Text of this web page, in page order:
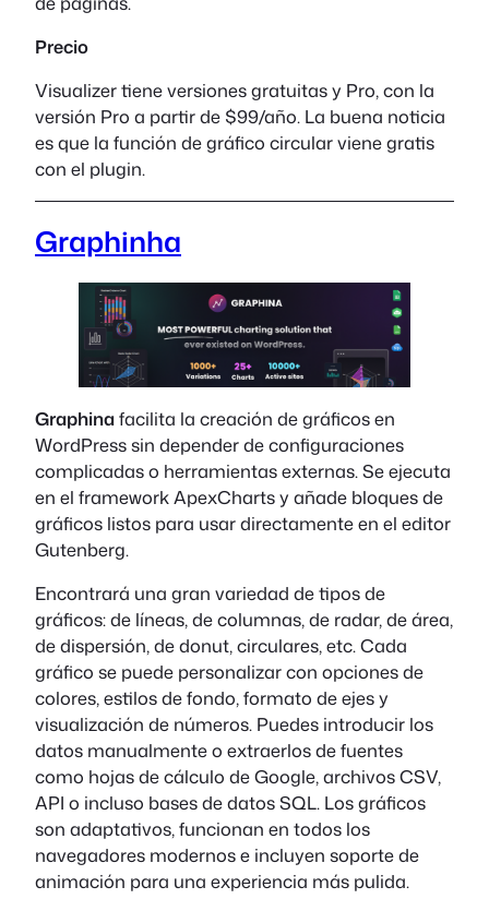
Precio
Visualizer tiene versiones gratuitas y Pro, con la
versión Pro a partir de $99/año. La buena noticia
es que la función de gráfico circular viene gratis
con el plugin.
Graphinha
Graphinafacilita la creación de gráficos en
WordPress sin depender de configuraciones
complicadas o herramientas externas. Se ejecuta
en el framework ApexCharts y añade bloques de
gráficos listos para usar directamente en el editor
Gutenberg.
Encontrará una gran variedad de tipos de
gráficos: de líneas, de columnas, de radar, de área,
de dispersión, de donut, circulares, etc. Cada
gráfico se puede personalizar con opciones de
colores, estilos de fondo, formato de ejes y
visualización de números. Puedes introducir los
datos manualmente o extraerlos de fuentes
como hojas de cálculo de Google, archivos CSV,
API o incluso bases de datos SQL. Los gráficos
son adaptativos, funcionan en todos los
navegadores modernos e incluyen soporte de
animación para una experiencia más pulida.